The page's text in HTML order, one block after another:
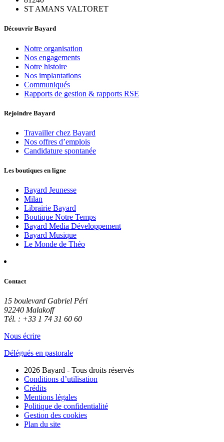
ST AMANS VALTORET
Découvrir Bayard
Notre organisation
Nos engagements
Notre histoire
Nos implantations
Communiqués
Rapports de gestion & rapports RSE
Rejoindre Bayard
Travailler chez Bayard
Nos offres d’emplois
Candidature spontanée
Les boutiques en ligne
Bayard Jeunesse
Milan
Librairie Bayard
Boutique Notre Temps
Bayard Media Développement
Bayard Musique
Le Monde de Théo
Contact
15 boulevard Gabriel Péri
92240 Malakoff
Tél. : +33 1 74 31 60 60
Nous écrire
Délégués en pastorale
2026 Bayard - Tous droits réservés
Conditions d’utilisation
Crédits
Mentions légales
Politique de confidentialité
Gestion des cookies
Plan du site